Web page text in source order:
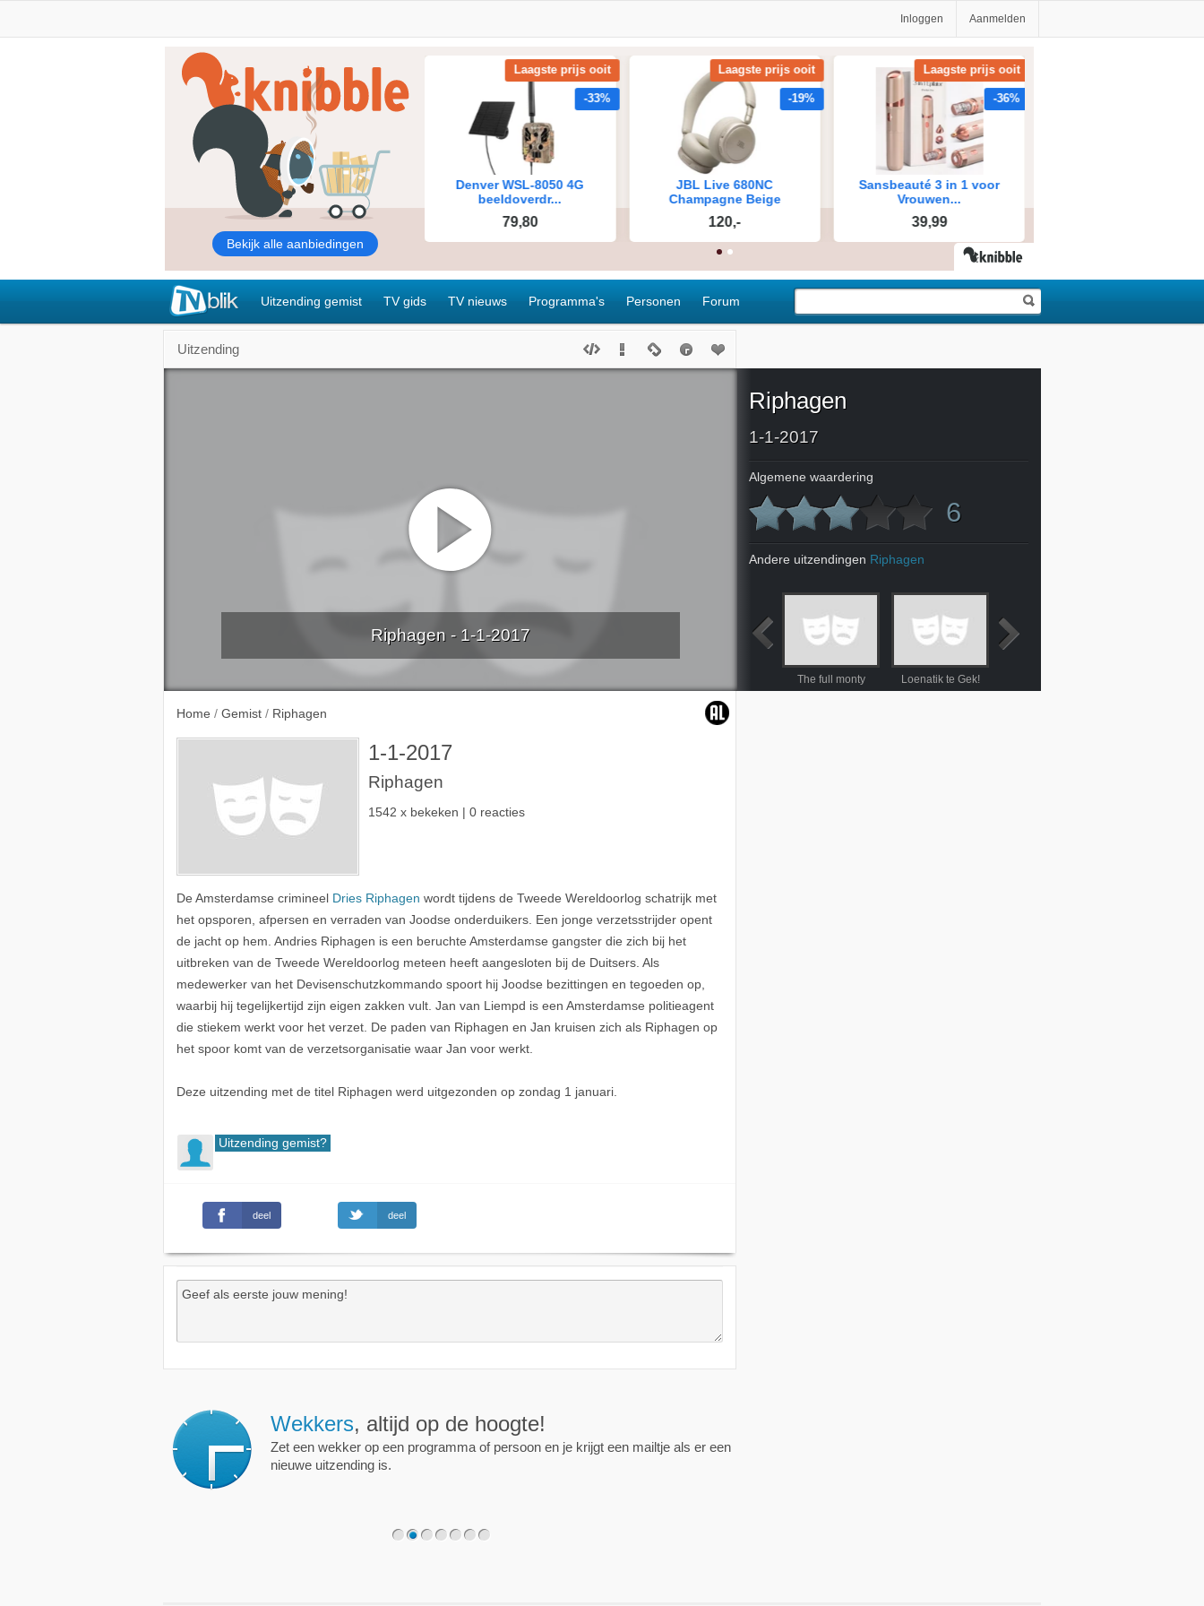
Inloggen Aanmelden
Uitzending gemist TV gids TV nieuws Programma's Personen Forum
Uitzending
Riphagen - 1-1-2017
Home / Gemist / Riphagen
1-1-2017
Riphagen
1542 x bekeken | 0 reacties
De Amsterdamse crimineel Dries Riphagen wordt tijdens de Tweede Wereldoorlog schatrijk met
het opsporen, afpersen en verraden van Joodse onderduikers. Een jonge verzetsstrijder opent
de jacht op hem. Andries Riphagen is een beruchte Amsterdamse gangster die zich bij het
uitbreken van de Tweede Wereldoorlog meteen heeft aangesloten bij de Duitsers. Als
medewerker van het Devisenschutzkommando spoort hij Joodse bezittingen en tegoeden op,
waarbij hij tegelijkertijd zijn eigen zakken vult. Jan van Liempd is een Amsterdamse politieagent
die stiekem werkt voor het verzet. De paden van Riphagen en Jan kruisen zich als Riphagen op
het spoor komt van de verzetsorganisatie waar Jan voor werkt.
Deze uitzending met de titel Riphagen werd uitgezonden op zondag 1 januari.
Uitzending gemist?
deel deel
Riphagen
1-1-2017
Algemene waardering
6
Andere uitzendingen Riphagen
The full monty Loenatik te Gek!
Wekkers, altijd op de hoogte!
Zet een wekker op een programma of persoon en je krijgt een mailtje als er een
nieuwe uitzending is.